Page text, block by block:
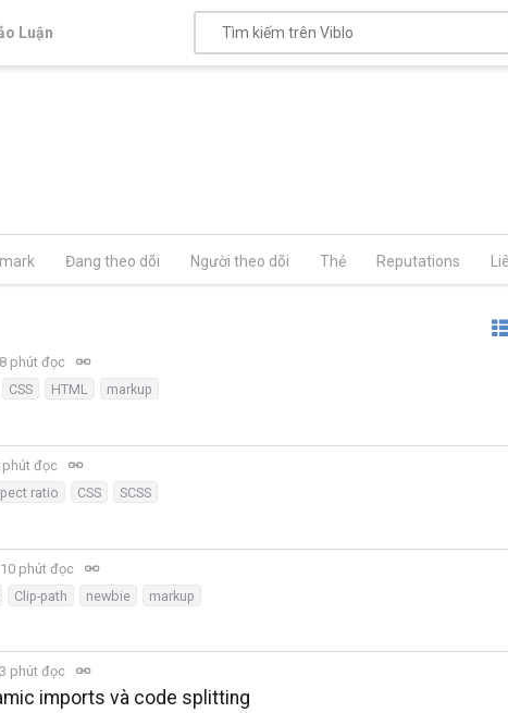
Luận
Đang theo dõi Người theo dõi Thẻ Reputations
8 phút đọc
CSS HTML markup
phút đọc
ratio CSS SCSS
10 phút đọc
Clip-path newbie markup
phút đọc
imports và code splitting